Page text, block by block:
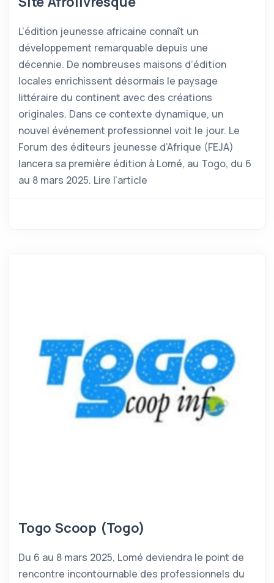
L’édition jeunesse africaine connaît un
développement remarquable depuis une
décennie. De nombreuses maisons d’édition
locales enrichissent désormais le paysage
littéraire du continent avec des créations
originales. Dans ce contexte dynamique, un
nouvel événement professionnel voit le jour. Le
Forum des éditeurs jeunesse d’Afrique (FEJA)
lancera sa première édition à Lomé, au Togo, du 6
au 8 mars 2025. Lire l’article
Togo Scoop (Togo)
Du 6 au 8 mars 2025, Lomé deviendra le point de
rencontre incontournable des professionnels du